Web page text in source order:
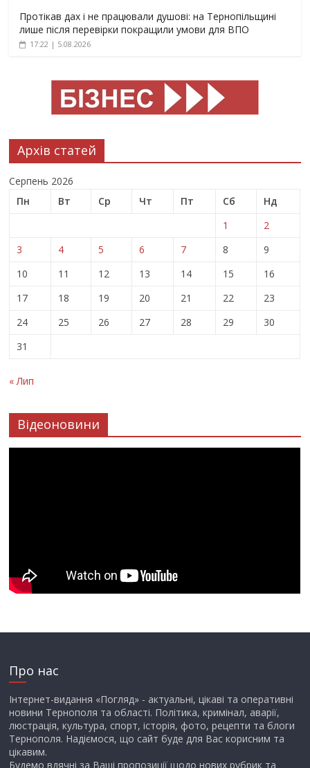
Протікав дах і не працювали душові: на Тернопільщині
лише після перевірки покращили умови для ВПО
17:22 | 5.08.2026
Архів статей
Серпень 2026
Пн
Вт Ср Чт Пт Сб
Нд
1
2
3
4 5 6 7 8
9
10
11 12 13 14 15
16
17
18 19 20 21 22
23
24
25 26 27 28 29
30
31
« Лип
Відеоновини
Про нас
Інтернет-видання «Погляд» - актуальні, цікаві та оперативні
новини Тернополя та області. Політика, кримінал, аварії,
люстрація, культура, спорт, історія, фото, рецепти та блоги
Тернополя. Надіємося, що сайт буде для Вас корисним та
цікавим.
Будемо вдячні за Ваші пропозиції щодо нових рубрик та